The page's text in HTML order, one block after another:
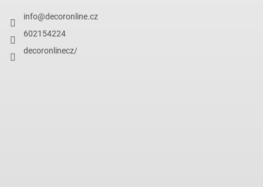
info@decoronline.cz
602154224
decoronlinecz/